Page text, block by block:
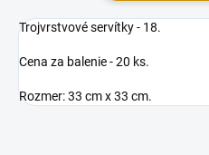
Trojvrstvové servítky - 18.
Cena za balenie - 20 ks.
Rozmer: 33 cm x 33 cm.